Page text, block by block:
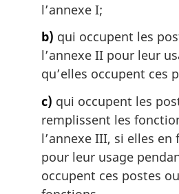
l’annexe I;
b) qui occupent les
l’annexe II pour leur
qu’elles occupent ces
c) qui occupent les
remplissent les
l’annexe III, si elles
pour leur usage
occupent ces postes